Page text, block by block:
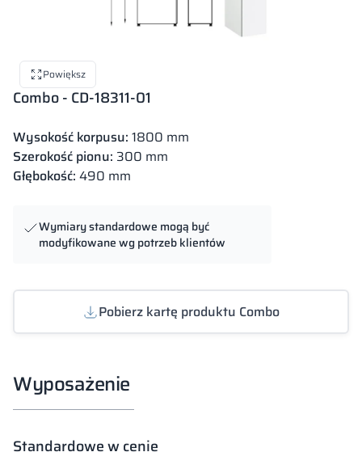
Powiększ
Combo - CD-18311-01
Wysokość korpusu: 1800 mm
Szerokość pionu: 300 mm
Głębokość: 490 mm
Wymiary standardowe mogą być
modyfikowane wg potrzeb klientów
Pobierz kartę produktu Combo
Wyposażenie
Standardowe w cenie